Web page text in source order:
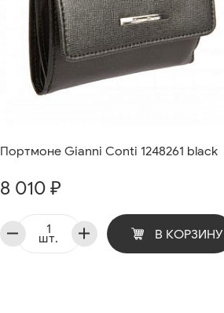
Портмоне Gianni Conti 1248261 black
8 010 ₽
шт. В КОРЗИНУ